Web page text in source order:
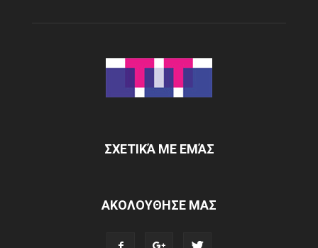
ΣΧΕΤΙΚΆ ΜΕ ΕΜΆΣ
ΑΚΟΛΟΥΘΗΣΕ ΜΑΣ